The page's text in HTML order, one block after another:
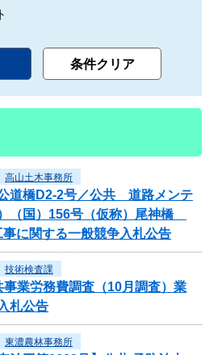
高山土木事務所
道橋D2-2号／公共 道路メンテ
（国）156号（仮称）尾神橋
に関する一般競争入札公告
技術検査課
業労務費調査（10月調査）業
札公告
東濃農林事務所